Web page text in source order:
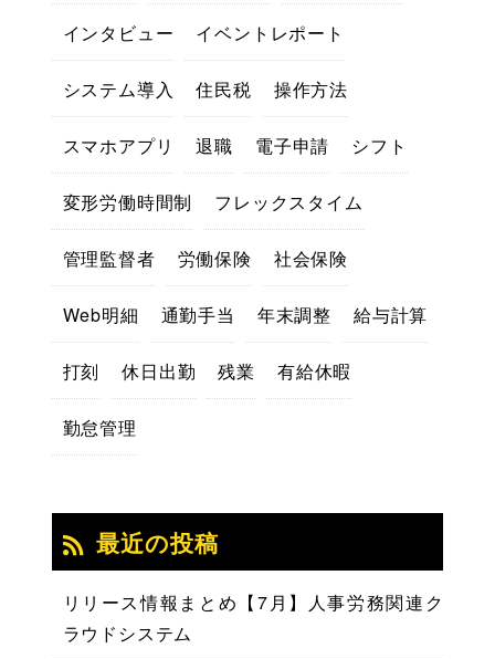
インタビュー イベントレポート
システム導入 住民税 操作方法
スマホアプリ 退職 電子申請 シフト
変形労働時間制 フレックスタイム
管理監督者 労働保険 社会保険
Web明細 通勤手当 年末調整 給与計算
打刻 休日出勤 残業 有給休暇
勤怠管理
最近の投稿
リリース情報まとめ【7月】人事労務関連ク
ラウドシステム